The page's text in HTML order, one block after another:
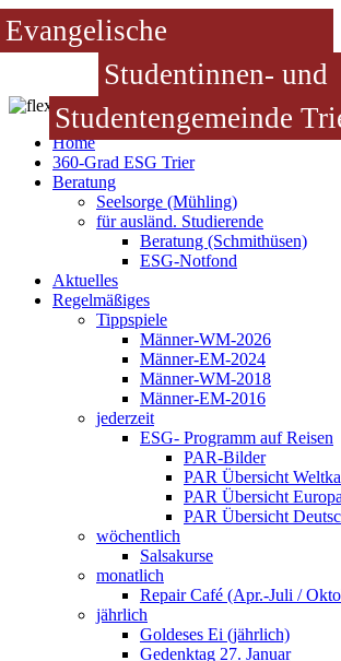
Evangelische
Studentinnen- und
Studentengemeinde
Home
360-Grad ESG Trier
Beratung
Seelsorge (Mühling)
für ausländ. Studierende
Beratung (Schmithüsen)
ESG-Notfond
Aktuelles
Regelmäßiges
Tippspiele
Männer-WM-2026
Männer-EM-2024
Männer-WM-2018
Männer-EM-2016
jederzeit
ESG- Programm auf Reisen
PAR-Bilder
PAR Übersicht
PAR Übersicht Europa
PAR Übersicht
wöchentlich
Salsakurse
monatlich
Repair Café (Apr.-Juli /
jährlich
Goldeses Ei (jährlich)
Gedenktag 27. Januar